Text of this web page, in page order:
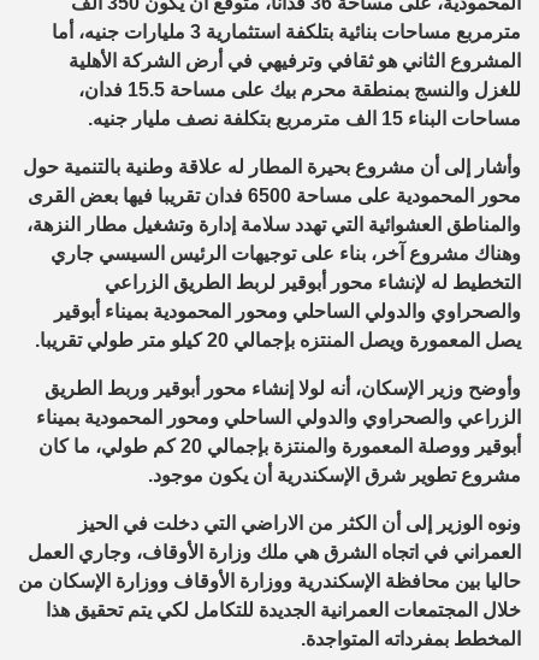
مترمربع مساحات بنائية بتلكفة استثمارية 3 مليارات جنيه، أما
المشروع الثاني هو ثقافي وترفيهي في أرض الشركة الأهلية
للغزل والنسج بمنطقة محرم بيك على مساحة 15.5 فدان،
مساحات البناء 15 الف مترمربع بتكلفة نصف مليار جنيه.
وأشار إلى أن مشروع بحيرة المطار له علاقة وطنية بالتنمية حول
محور المحمودية على مساحة 6500 فدان تقريبا فيها بعض القرى
والمناطق العشوائية التي تهدد سلامة إدارة وتشغيل مطار النزهة،
وهناك مشروع آخر، بناء على توجيهات الرئيس السيسي جاري
التخطيط له لإنشاء محور أبوقير لربط الطريق الزراعي
والصحراوي والدولي الساحلي ومحور المحمودية بميناء أبوقير
يصل المعمورة ويصل المنتزه بإجمالي 20 كيلو متر طولي تقريبا.
وأوضح وزير الإسكان، أنه لولا إنشاء محور أبوقير وربط الطريق
الزراعي والصحراوي والدولي الساحلي ومحور المحمودية بميناء
أبوقير ووصلة المعمورة والمنتزة بإجمالي 20 كم طولي، ما كان
مشروع تطوير شرق الإسكندرية أن يكون موجود.
ونوه الوزير إلى أن الكثر من الاراضي التي دخلت في الحيز
العمراني في اتجاه الشرق هي ملك وزارة الأوقاف، وجاري العمل
حاليا بين محافظة الإسكندرية ووزارة الأوقاف ووزارة الإسكان من
خلال المجتمعات العمرانية الجديدة للتكامل لكي يتم تحقيق هذا
المخطط بمفرداته المتواجدة.